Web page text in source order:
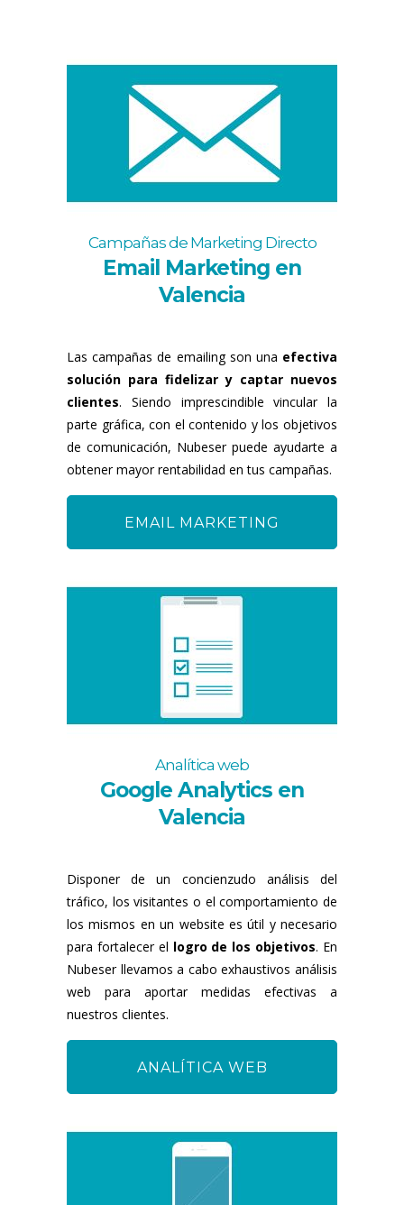
Campañas de Marketing Directo
Email Marketing en
Valencia
Las campañas de emailing son una efectiva
solución para fidelizar y captar nuevos
clientes. Siendo imprescindible vincular la
parte gráfica, con el contenido y los objetivos
de comunicación, Nubeser puede ayudarte a
obtener mayor rentabilidad en tus campañas.
EMAIL MARKETING
Analítica web
Google Analytics en
Valencia
Disponer de un concienzudo análisis del
tráfico, los visitantes o el comportamiento de
los mismos en un website es útil y necesario
para fortalecer el logro de los objetivos. En
Nubeser llevamos a cabo exhaustivos análisis
web para aportar medidas efectivas a
nuestros clientes.
ANALÍTICA WEB